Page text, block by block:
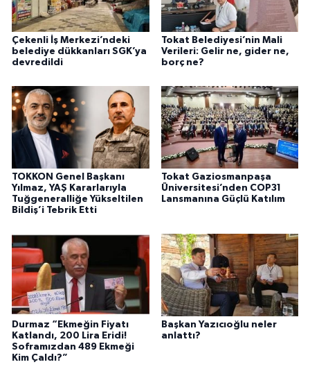
Çekenli İş Merkezi’ndeki
belediye dükkanları SGK’ya
devredildi
Tokat Belediyesi’nin Mali
Verileri: Gelir ne, gider ne,
borç ne?
TOKKON Genel Başkanı
Yılmaz, YAŞ Kararlarıyla
Tuğgeneralliğe Yükseltilen
Bildiş’i Tebrik Etti
Tokat Gaziosmanpaşa
Üniversitesi’nden COP31
Lansmanına Güçlü Katılım
Durmaz “Ekmeğin Fiyatı
Katlandı, 200 Lira Eridi!
Soframızdan 489 Ekmeği
Kim Çaldı?”
Başkan Yazıcıoğlu neler
anlattı?